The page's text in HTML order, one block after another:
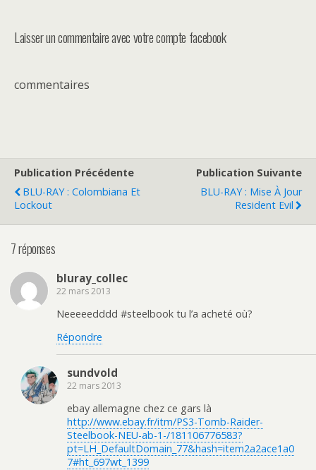
Laisser un commentaire avec votre compte facebook
commentaires
Publication Précédente
BLU-RAY : Colombiana Et
Lockout
Publication Suivante
BLU-RAY : Mise À Jour
Resident Evil
7 réponses
bluray_collec
22 mars 2013
Neeeeedddd #steelbook tu l’a acheté où?
Répondre
sundvold
22 mars 2013
ebay allemagne chez ce gars là
http://www.ebay.fr/itm/PS3-Tomb-Raider-
Steelbook-NEU-ab-1-/181106776583?
pt=LH_DefaultDomain_77&hash=item2a2ace1a0
7#ht_697wt_1399